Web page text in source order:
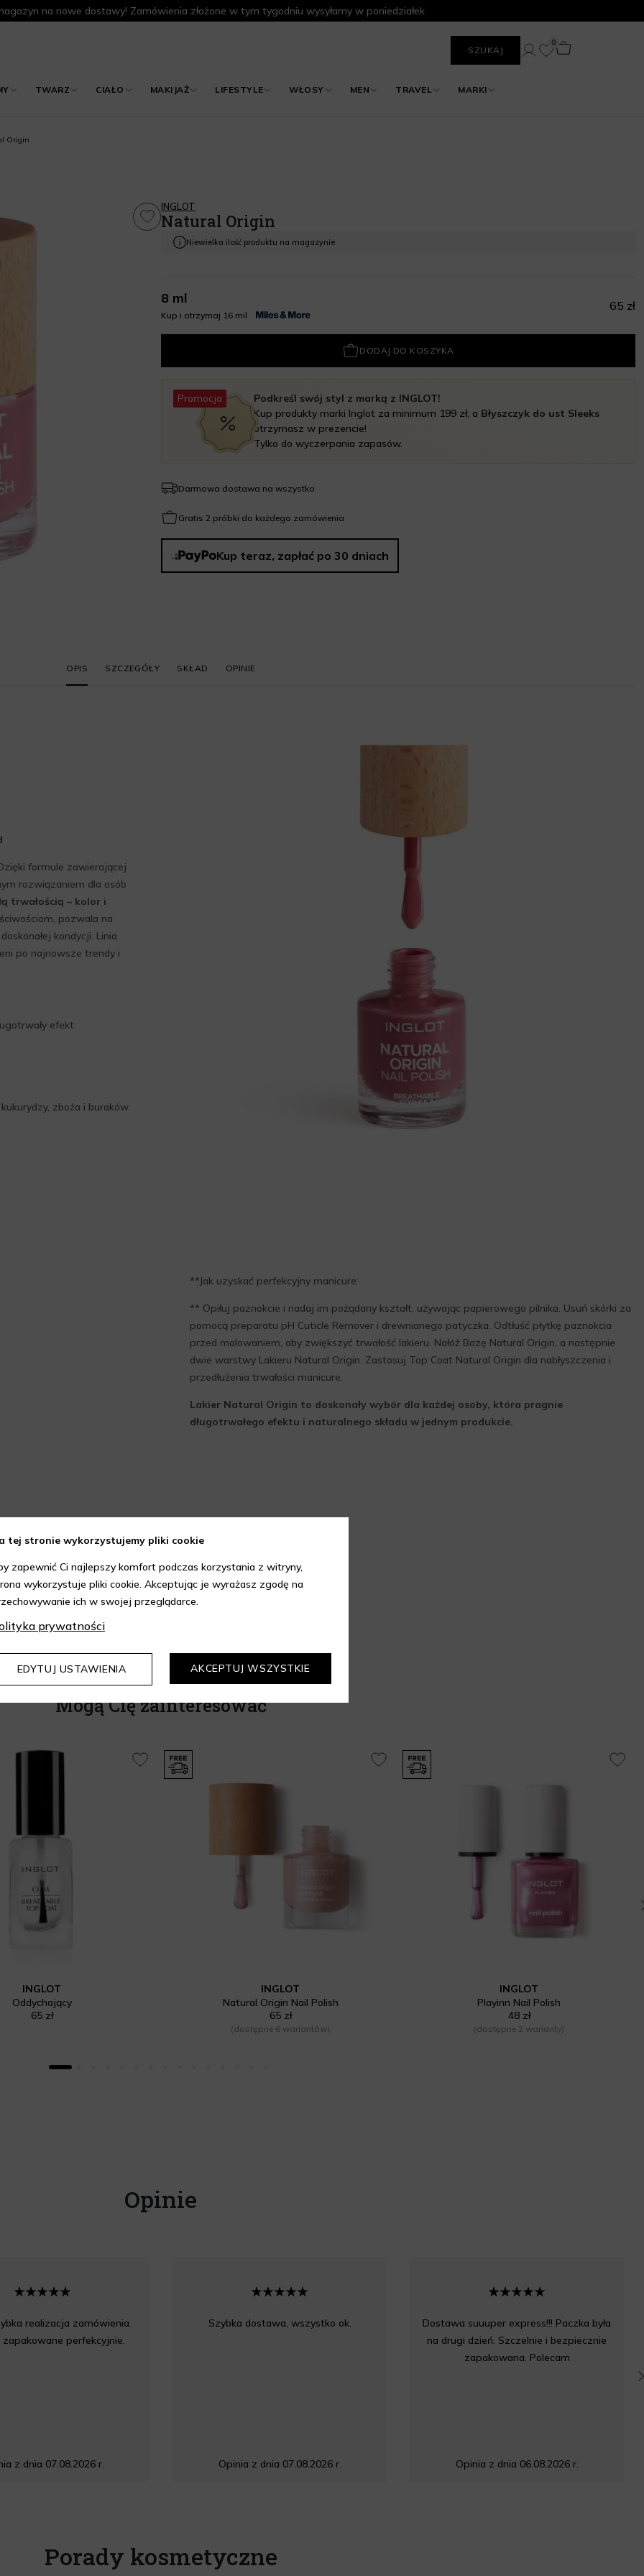
na nowe dostawy! Zamówienia złożone w tym tygodniu wysyłamy w poniedziałek
SZUKAJ
TWARZ CIAŁO MAKIJAŻ LIFESTYLE WŁOSY MEN TRAVEL MARKI
0
Origin
INGLOT
Natural Origin
Niewielka ilość produktu na magazynie
8 ml
Kup i otrzymaj 16 mil
65 zł
DODAJ DO KOSZYKA
Promocja
Podkreśl swój styl z marką z INGLOT!
Kup produkty marki Inglot za minimum 199 zł, a Błyszczyk do ust Sleeks
otrzymasz w prezencie!
Tylko do wyczerpania zapasów.
Darmowa dostawa na wszystko
Gratis 2 próbki do każdego zamówienia
Kup teraz, zapłać po 30 dniach
OPIS SZCZEGÓŁY SKŁAD OPINIE
formule zawierającej
rozwiązaniem dla osób
trwałością – kolor i
pozwala na
kondycji. Linia
po najnowsze trendy i
efekt
zboża i buraków
**Jak uzyskać perfekcyjny manicure:
** Opiłuj paznokcie i nadaj im pożądany kształt, używając papierowego pilnika. Usuń skórki za
pomocą preparatu pH Cuticle Remover i drewnianego patyczka. Odtłuść płytkę paznokcia
przed malowaniem, aby zwiększyć trwałość lakieru. Nałóż Bazę Natural Origin, a następnie
dwie warstwy Lakieru Natural Origin. Zastosuj Top Coat Natural Origin dla nabłyszczenia i
przedłużenia trwałości manicure.
Lakier Natural Origin to doskonały wybór dla każdej osoby, która pragnie
długotrwałego efektu i naturalnego składu w jednym produkcie.
Mogą Cię zainteresować
INGLOT
Oddychający
65 zł
INGLOT
Natural Origin Nail Polish
65 zł
(dostępne 6 wariantów)
INGLOT
Playinn Nail Polish
48 zł
(dostępne 2 warianty)
Opinie
realizacja zamówienia.
perfekcyjnie.
z dnia 07.08.2026 r.
Szybka dostawa, wszystko ok.
Opinia z dnia 07.08.2026 r.
Dostawa suuuper express!!! Paczka była
na drugi dzień. Szczelnie i bezpiecznie
zapakowana. Polecam
Opinia z dnia 06.08.2026 r.
Porady kosmetyczne
tej stronie wykorzystujemy pliki cookie
zapewnić Ci najlepszy komfort podczas korzystania z witryny,
wykorzystuje pliki cookie. Akceptując je wyrażasz zgodę na
ich w swojej przeglądarce.
prywatności
EDYTUJ USTAWIENIA AKCEPTUJ WSZYSTKIE